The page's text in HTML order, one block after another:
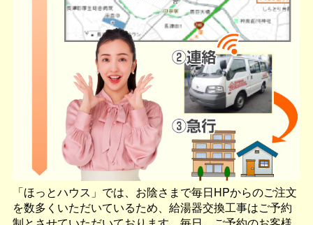
「ほっとハウス」では、お陰さまで毎日HPからのご注文
を数多くいただいているため、給湯器交換工事はご予約